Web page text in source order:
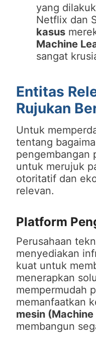
yang
Netflix dan
kasus
Machine
sangat
Entitas
Rujukan
Untuk
tentang
pengembangan
untuk merujuk
otoritatif dan
relevan.
Platform
Perusahaan
menyediakan
kuat untuk
menerapkan
mempermudah
memanfaatkan
mesin
membangun